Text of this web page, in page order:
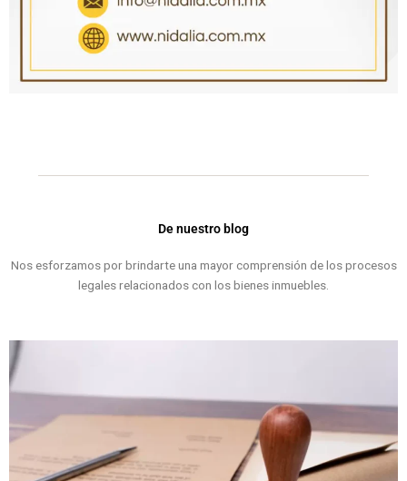
De nuestro blog
Nos esforzamos por brindarte una mayor comprensión de los procesos
legales relacionados con los bienes inmuebles.